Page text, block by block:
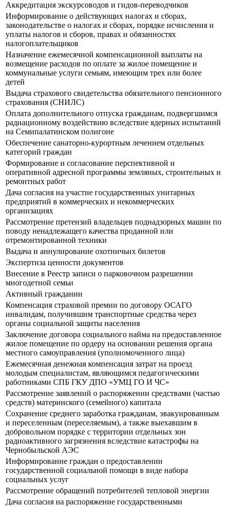
Аккредитация экскурсоводов и гидов-переводчиков
Информирование о действующих налогах и сборах,
законодательстве о налогах и сборах, порядке исчисления и
уплаты налогов и сборов, правах и обязанностях
налогоплательщиков
Назначение ежемесячной компенсационной выплаты на
возмещение расходов по оплате за жилое помещение и
коммунальные услуги семьям, имеющим трех или более
детей
Выдача страхового свидетельства обязательного пенсионного
страхования (СНИЛС)
Оплата дополнительного отпуска гражданам, подвергшимся
радиационному воздействию вследствие ядерных испытаний
на Семипалатинском полигоне
Обеспечение санаторно-курортным лечением отдельных
категорий граждан
Формирование и согласование перспективной и
оперативной адресной программы земляных, строительных и
ремонтных работ
Дача согласия на участие государственных унитарных
предприятий в коммерческих и некоммерческих
организациях
Рассмотрение претензий владельцев поднадзорных машин по
поводу ненадлежащего качества проданной или
отремонтированной техники
Выдача и аннулирование охотничьих билетов
Экспертиза ценности документов
Внесение в Реестр записи о парковочном разрешении
многодетной семьи
Активный гражданин
Компенсация страховой премии по договору ОСАГО
инвалидам, получившим транспортные средства через
органы социальной защиты населения
Заключение договора социального найма на предоставленное
жилое помещение по ордеру на основании решения органа
местного самоуправления (уполномоченного лица)
Ежемесячная денежная компенсация затрат на проезд
молодым специалистам, являющимся педагогическими
работниками СПБ ГКУ ДПО «УМЦ ГО И ЧС»
Рассмотрение заявлений о распоряжении средствами (частью
средств) материнского (семейного) капитала
Сохранение среднего заработка гражданам, эвакуированным
и переселенным (переселяемым), а также выехавшим в
добровольном порядке с территории отдельных зон
радиоактивного загрязнения вследствие катастрофы на
Чернобыльской АЭС
Информирование граждан о предоставлении
государственной социальной помощи в виде набора
социальных услуг
Рассмотрение обращений потребителей тепловой энергии
Дача согласия на распоряжение государственными